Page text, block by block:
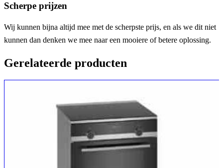
Scherpe prijzen
Wij kunnen bijna altijd mee met de scherpste prijs, en als we dit niet
kunnen dan denken we mee naar een mooiere of betere oplossing.
Gerelateerde producten